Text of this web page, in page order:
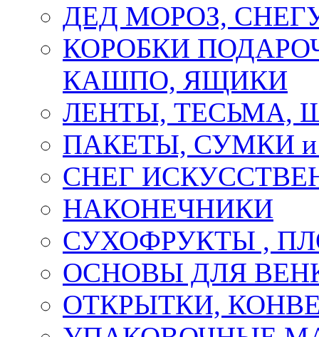
ДЕД МОРОЗ,
КОРОБКИ
КАШПО, ЯЩИКИ
ЛЕНТЫ, ТЕСЬМА,
ПАКЕТЫ, СУМКИ
СНЕГ
НАКОНЕЧНИКИ
СУХОФРУКТЫ ,
ОСНОВЫ ДЛЯ
ОТКРЫТКИ,